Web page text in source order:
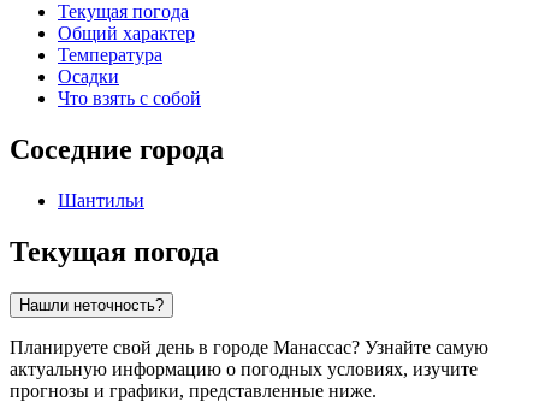
Текущая погода
Общий характер
Температура
Осадки
Что взять с собой
Соседние города
Шантильи
Текущая погода
Нашли неточность?
Планируете свой день в городе Манассас? Узнайте самую
актуальную информацию о погодных условиях, изучите
прогнозы и графики, представленные ниже.